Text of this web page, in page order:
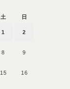
土 日
1 2
8 9
15 16